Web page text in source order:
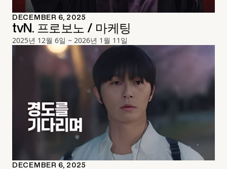
DECEMBER 6, 2025
tvN. 프로보노 / 마케팅
2025년 12월 6일 ~ 2026년 1월 11일
DECEMBER 6, 2025